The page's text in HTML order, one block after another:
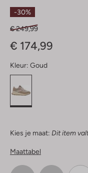
-30%
€ 249,99
€ 174,99
Kleur: Goud
Kies je maat: Dit item
Maattabel